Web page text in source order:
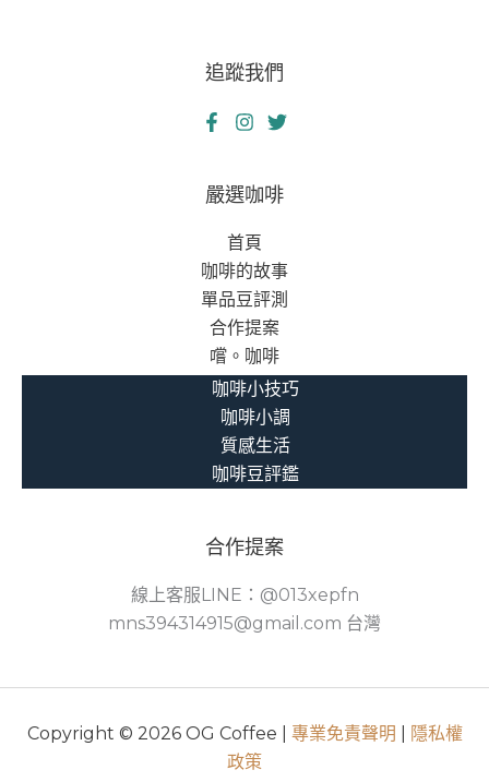
追蹤我們
嚴選咖啡
首頁
咖啡的故事
單品豆評測
合作提案
嚐。咖啡
咖啡小技巧
咖啡小調
質感生活
咖啡豆評鑑
合作提案
線上客服LINE：@013xepfn
mns394314915@gmail.com 台灣
Copyright © 2026 OG Coffee | 專業免責聲明
隱私權
政策